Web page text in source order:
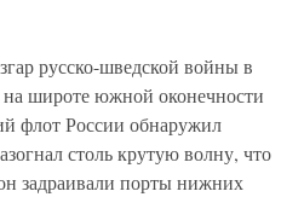
русско-шведской войны в
широте южной оконечности
флот России обнаружил
столь крутую волну, что
задраивали порты нижних